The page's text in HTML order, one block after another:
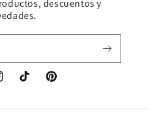
descuentos y
TikTok Pinterest